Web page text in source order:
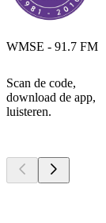
WMSE - 91.7 FM
Scan de code,
download de app,
luisteren.